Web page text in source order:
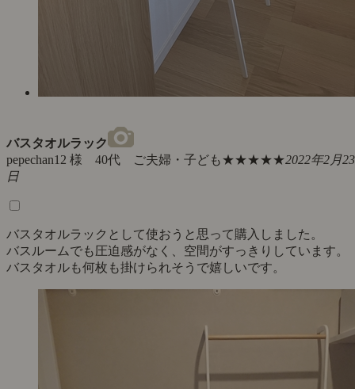
バスタオルラック
pepechan12 様 40代 ご夫婦・子ども★★★★★2022年2月23
日
バスタオルラックとして使おうと思って購入しました。
バスルームでも圧迫感がなく、空間がすっきりしています。
バスタオルも何枚も掛けられそうで嬉しいです。